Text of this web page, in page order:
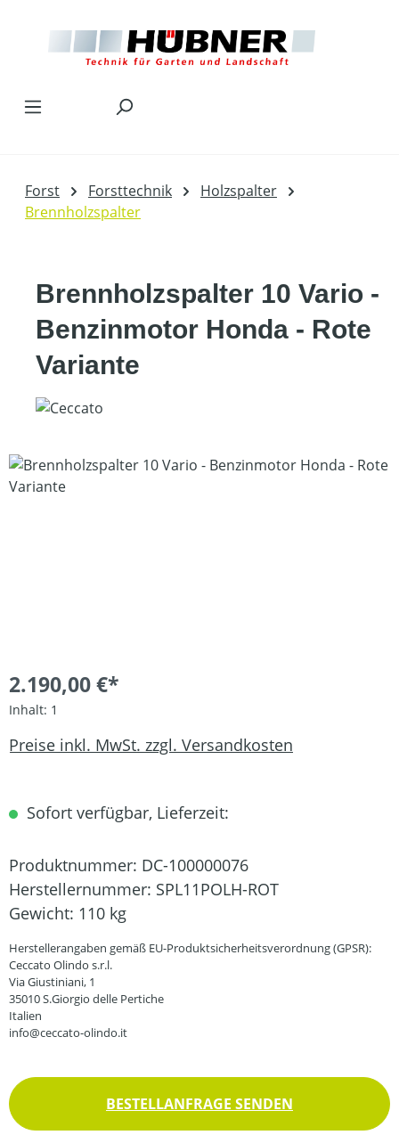
Forst Forsttechnik
Holzspalter
Brennholzspalter
Brennholzspalter 10 Vario -
Benzinmotor Honda - Rote
Variante
Bildergalerie überspringen
2.190,00 €*
Inhalt: 1
Preise inkl. MwSt. zzgl. Versandkosten
Sofort verfügbar, Lieferzeit:
Produktnummer: DC-100000076
Herstellernummer: SPL11POLH-ROT
Gewicht: 110 kg
Herstellerangaben gemäß EU-Produktsicherheitsverordnung (GPSR):
Ceccato Olindo s.r.l.
Via Giustiniani, 1
35010 S.Giorgio delle Pertiche
Italien
info@ceccato-olindo.it
BESTELLANFRAGE SENDEN